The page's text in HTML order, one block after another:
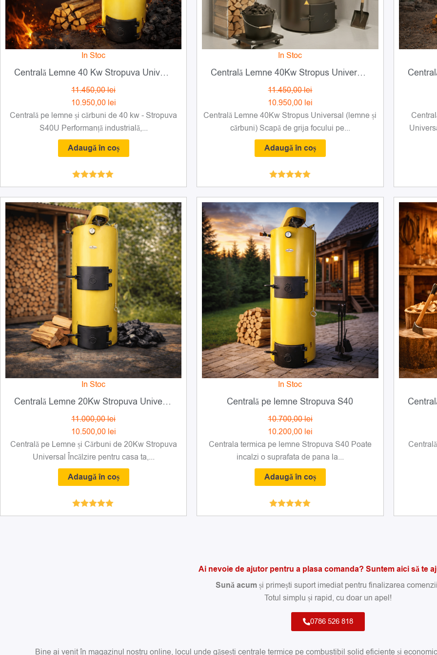
In Stoc
Centrală Lemne 40 Kw Stropuva Universal (lemne și cărbuni)
11.450,00lei
10.950,00 lei
Centrală pe lemne și cărbuni de 40 kw - Stropuva
S40U Performanță industrială,...
Adaugă în coș
Evaluat la
4.99
In Stoc
Centrală Lemne 40Kw Stropus Universal (lemne și cărbuni)
11.450,00lei
10.950,00 lei
Centrală Lemne 40Kw Stropus Universal (lemne și
cărbuni) Scapă de grija focului pe...
Adaugă în coș
Evaluat la
5.00
In Stoc
Centrală Lemne 20Kw Stropuva Universal (lemne și cărbuni)
11.000,00lei
Prețul
inițial
a
11.000,00 lei.
10.500,00 lei
Prețul
curent
este:
10.500,00 lei.
Centrală pe Lemne și Cărbuni de 20Kw Stropuva
Universal Încălzire pentru casa ta,...
Adaugă în coș
Evaluat la
In Stoc
Centrală pe lemne Stropuva S40
10.700,00lei
Prețul
inițial
a
fost:
10.700,00 lei.
10.200,00 lei
Prețul
curent
este:
10.200,00 lei.
Centrala termica pe lemne Stropuva S40 Poate
incalzi o suprafata de pana la...
Adaugă în coș
Evaluat la
Ai nevoie de ajutor pentru a plasa comanda? Suntem aici să te
Sună acumși primești suport imediat pentru finalizarea
Totul simplu și rapid, cu doar un apel!
0786 526 818
Bine ai venit în magazinul nostru online, locul unde găsești centrale termice pe combustibil solid eficiente și